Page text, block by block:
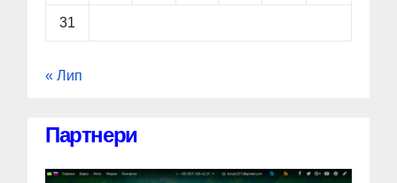
31
« Лип
Партнери